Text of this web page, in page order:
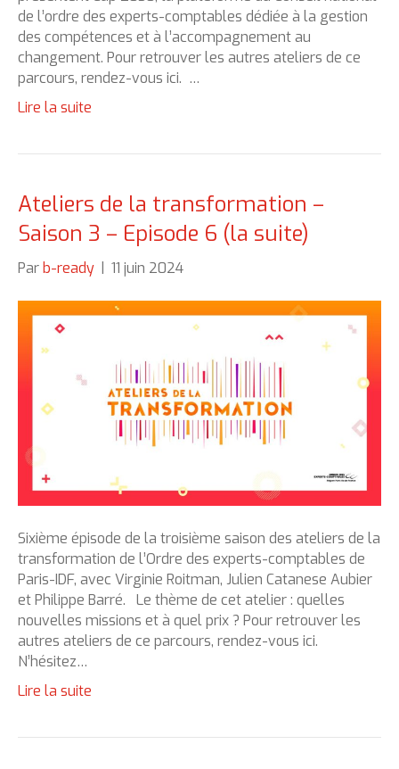
de l’ordre des experts-comptables dédiée à la gestion
des compétences et à l’accompagnement au
changement. Pour retrouver les autres ateliers de ce
parcours, rendez-vous ici. …
Lire la suite
Ateliers de la transformation –
Saison 3 – Episode 6 (la suite)
Parb-ready 11 juin 2024
Sixième épisode de la troisième saison des ateliers de la
transformation de l’Ordre des experts-comptables de
Paris-IDF, avec Virginie Roitman, Julien Catanese Aubier
et Philippe Barré. Le thème de cet atelier : quelles
nouvelles missions et à quel prix ? Pour retrouver les
autres ateliers de ce parcours, rendez-vous ici.
N’hésitez…
Lire la suite